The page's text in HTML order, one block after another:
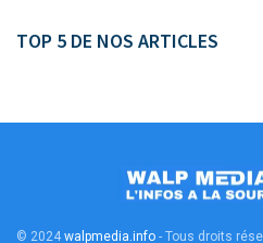
TOP 5 DE NOS ARTICLES
© 2024 walpmedia.info - Tous droits